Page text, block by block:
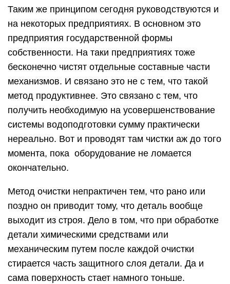
Таким же принципом сегодня руководствуются и
на некоторых предприятиях. В основном это
предприятия государственной формы
собственности. На таки предприятиях тоже
бесконечно чистят отдельные составные части
механизмов. И связано это не с тем, что такой
метод продуктивнее. Это связано с тем, что
получить необходимую на усовершенствование
системы водоподготовки сумму практически
нереально. Вот и проводят там чистки аж до того
момента, пока оборудование не ломается
окончательно.
Метод очистки непрактичен тем, что рано или
поздно он приводит тому, что деталь вообще
выходит из строя. Дело в том, что при обработке
детали химическими средствами или
механическим путем после каждой очистки
стирается часть защитного слоя детали. Да и
сама поверхность стает намного тоньше.